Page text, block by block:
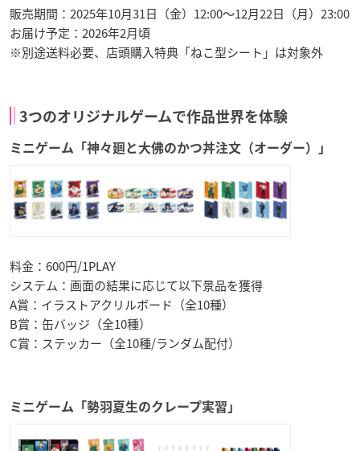
販売期間：2025年10月31日（金）12:00～12月22日（月）23:00
お届け予定：2026年2月頃
※別途送料必要、店頭購入特典「ねこ型シート」は対象外
3つのオリジナルゲームで作品世界を体験
ミニゲーム「神々廻と大佛のかつ丼注文（オーダー）」
料金：600円/1PLAY
システム：画面の結果に応じて以下景品を獲得
A賞：イラストアクリルボード（全10種）
B賞：缶バッジ（全10種）
C賞：ステッカー（全10種/ランダム配付）
ミニゲーム「勢羽夏生のクレープ実習」